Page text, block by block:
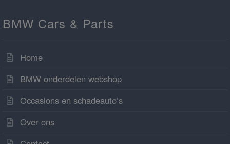
BMW Cars & Parts
Home
BMW onderdelen webshop
Occasions en schadeauto’s
Over ons